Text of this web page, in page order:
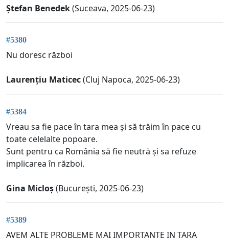
Ștefan Benedek(Suceava, 2025-06-23)
#5380
Nu doresc război
Laurențiu Maticec(Cluj Napoca, 2025-06-23)
#5384
Vreau sa fie pace în tara mea și să trăim în pace cu
toate celelalte popoare.
Sunt pentru ca România să fie neutră și sa refuze
implicarea în război.
Gina Micloș(București, 2025-06-23)
#5389
AVEM ALTE PROBLEME MAI IMPORTANTE IN TARA